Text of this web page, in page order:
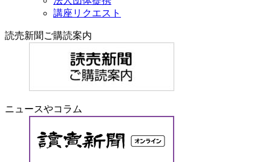
講座リクエスト
読売新聞ご購読案内
ニュースやコラム